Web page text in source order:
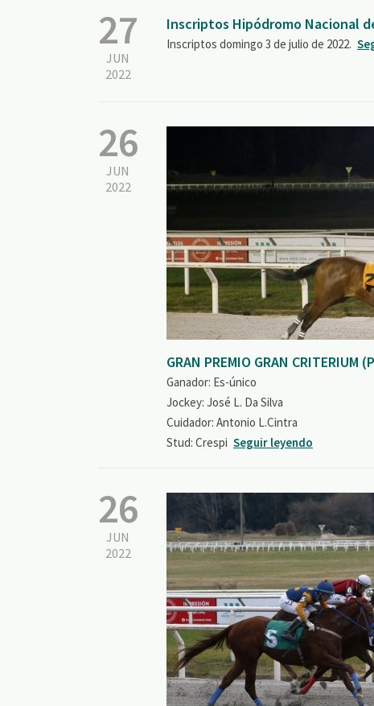
27
JUN
2022
Inscriptos Hipódromo Nacional
Inscriptos domingo 3 de julio de 2022.
26
JUN
2022
GRAN PREMIO GRAN CRITERIUM
Ganador: Es-único
Jockey: José L. Da Silva
Cuidador: Antonio L.Cintra
Stud: Crespi Seguir leyendo
26
JUN
2022